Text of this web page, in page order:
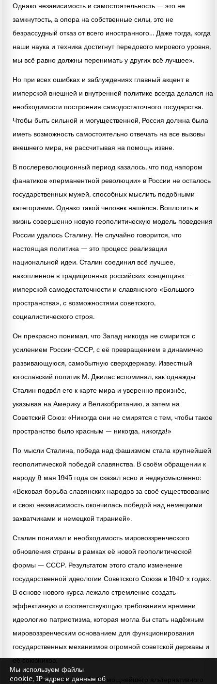
Однако независимость и самостоятельность — это не
замкнутость, а опора на собственные силы, это не
безрассудный отказ от всего иностранного… Даже тогда, когда
наши наука и техника достигнут передового мирового уровня,
мы всё равно должны перенимать у других всё лучшее».
Но при всех ошибках и заблуждениях главный акцент в
имперской внешней и внутренней политике всегда делался на
необходимости построения самодостаточного государства.
Чтобы быть сильной и могущественной, Россия должна была
иметь возможность самостоятельно отвечать на все вызовы
внешнего мира, не рассчитывая на помощь извне.
В послереволюционный период казалось, что под напором
фанатиков «перманентной революции» в России не осталось
государственных мужей, способных мыслить подобными
категориями. Однако такой человек нашёлся. Воплотить в
жизнь совершенно новую геополитическую модель поведения
России удалось Сталину. Не случайно говорится, что
настоящая политика — это процесс реализации
национальной идеи. Сталин соединил всё лучшее,
накопленное в традиционных российских концепциях —
имперской самодостаточности и славянского «Большого
пространства», с возможностями советского,
социалистического строя.
Он прекрасно понимал, что Запад никогда не смирится с
усилением России-СССР, с её превращением в динамично
развивающуюся, самобытную сверхдержаву. Известный
югославский политик М. Джилас вспоминал, как однажды
Сталин подвёл его к карте мира и уверенно произнёс,
указывая на Америку и Великобританию, а затем на
Советский Союз: «Никогда они не смирятся с тем, чтобы такое
пространство было красным — никогда, никогда!»
По мысли Сталина, победа над фашизмом стала крупнейшей
геополитической победой славянства. В своём обращении к
народу 9 мая 1945 года он сказал ясно и недвусмысленно:
«Вековая борьба славянских народов за своё существование
и свою независимость окончилась победой над немецкими
захватчиками и немецкой тиранией».
Сталин понимал и необходимость мировоззренческого
обновления страны в рамках её новой геополитической
формы — СССР. Результатом этого стало изменение
государственной идеологии Советского Союза в 1940-х годах.
В основе нового курса лежало стремление создать
эффективную и соответствующую требованиям времени
идеологию патриотизма, которая могла бы стать надёжным
мировоззренческим основанием для функционирования
государственных механизмов огромной советской державы и
её союзников.
Формирование в лице СССР мощнейшего альтернативного
Мы используем файлы
cookie, IP-адрес и данные об